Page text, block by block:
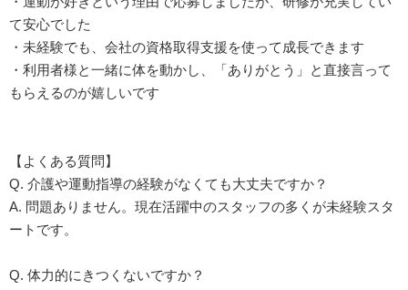
て安心でした
・未経験でも、会社の資格取得支援を使って成長できます
・利用者様と一緒に体を動かし、「ありがとう」と直接言って
もらえるのが嬉しいです
【よくある質問】
Q. 介護や運動指導の経験がなくても大丈夫ですか？
A. 問題ありません。現在活躍中のスタッフの多くが未経験スタ
ートです。
Q. 体力的にきつくないですか？